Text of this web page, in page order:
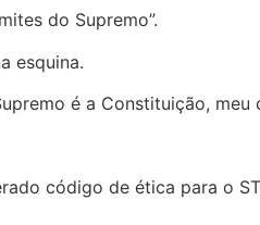
do Supremo”.
esquina.
é a Constituição, meu
código de ética para o